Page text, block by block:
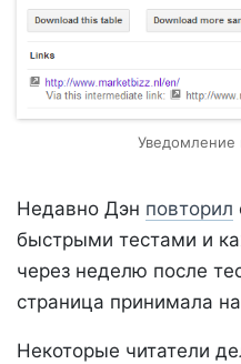
Уведомление
Недавно Дэн повторил
быстрыми тестами и
через неделю после
страница принимала
Некоторые читатели